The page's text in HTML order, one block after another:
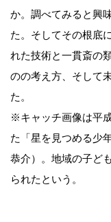
か。調べてみると興
た。そしてその根底
れた技術と一貫斎の
のの考え方、そして
た。
※キャッチ画像は平
た「星を見つめる少
恭介）。地域の子ど
られたという。